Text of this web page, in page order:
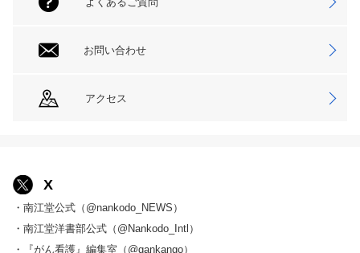
お問い合わせ
アクセス
X
・南江堂公式（@nankodo_NEWS）
・南江堂洋書部公式（@Nankodo_Intl）
・『がん看護』編集室（@gankango）